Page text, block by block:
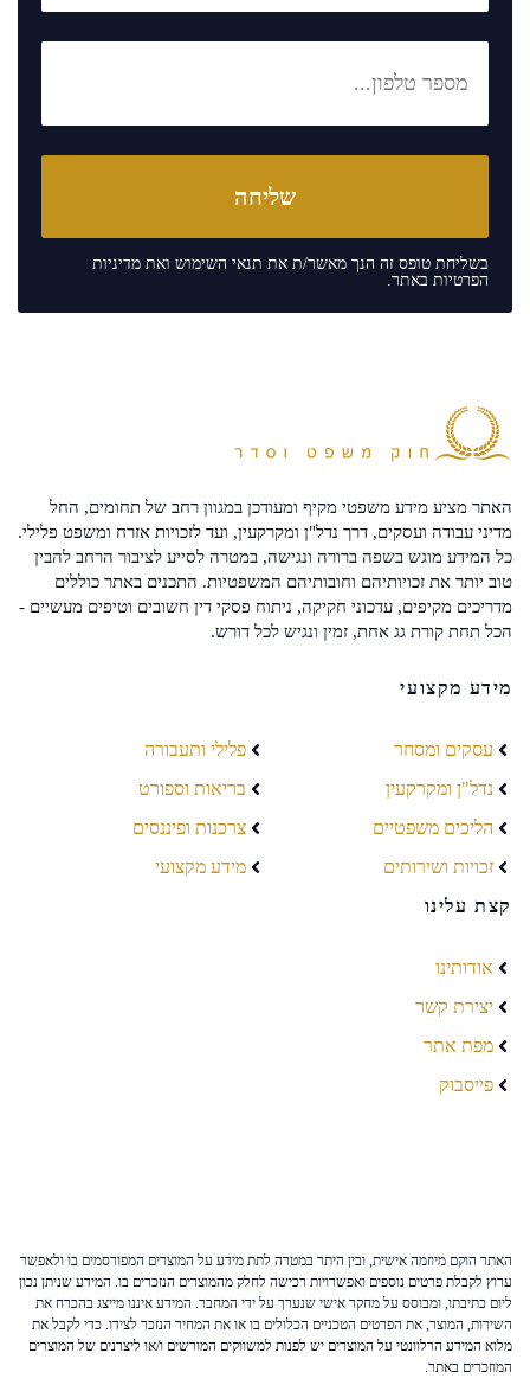
בשליחת טופס זה הנך מאשר/ת את תנאי השימוש ואת מדיניות
הפרטיות באתר.
האתר מציע מידע משפטי מקיף ומעודכן במגוון רחב של תחומים, החל
מדיני עבודה ועסקים, דרך נדל"ן ומקרקעין, ועד לזכויות אזרח ומשפט פלילי.
כל המידע מוגש בשפה ברורה ונגישה, במטרה לסייע לציבור הרחב להבין
טוב יותר את זכויותיהם וחובותיהם המשפטיות. התכנים באתר כוללים
מדריכים מקיפים, עדכוני חקיקה, ניתוח פסקי דין חשובים וטיפים מעשיים -
הכל תחת קורת גג אחת, זמין ונגיש לכל דורש.
מידע מקצועי
עסקים ומסחר
נדל"ן ומקרקעין
הליכים משפטיים
זכויות ושירותים
פלילי ותעבורה
בריאות וספורט
צרכנות ופיננסים
מידע מקצועי
קצת עלינו
אודותינו
יצירת קשר
מפת אתר
פייסבוק
האתר הוקם מיוזמה אישית, ובין היתר במטרה לתת מידע על המוצרים המפורסמים בו ולאפשר
ערוץ לקבלת פרטים נוספים ואפשרויות רכישה לחלק מהמוצרים הנזכרים בו. המידע שניתן נכון
ליום כתיבתו, ומבוסס על מחקר אישי שנערך על ידי המחבר. המידע איננו מייצג בהכרח את
השירות, המוצר, את הפרטים הטכניים הכלולים בו או את המחיר הנזכר לצידו. כדי לקבל את
מלוא המידע הרלוונטי על המוצרים יש לפנות למשווקים המורשים ו/או ליצרנים של המוצרים
המוזכרים באתר.